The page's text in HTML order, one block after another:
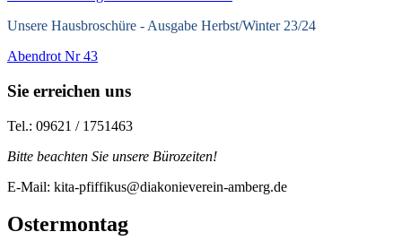
Unsere Hausbroschüre - Ausgabe Herbst/Winter 23/24
Abendrot Nr 43
Sie erreichen uns
Tel.: 09621 / 1751463
Bitte beachten Sie unsere Bürozeiten!
E-Mail: kita-pfiffikus@diakonieverein-amberg.de
Ostermontag